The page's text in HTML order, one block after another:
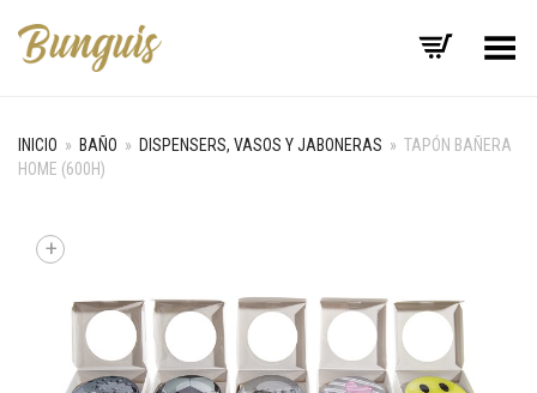
Menú
INICIO » BAÑO » DISPENSERS, VASOS Y JABONERAS » TAPÓN BAÑERA
HOME (600H)
+